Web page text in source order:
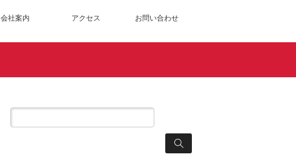
会社案内 アクセス お問い合わせ